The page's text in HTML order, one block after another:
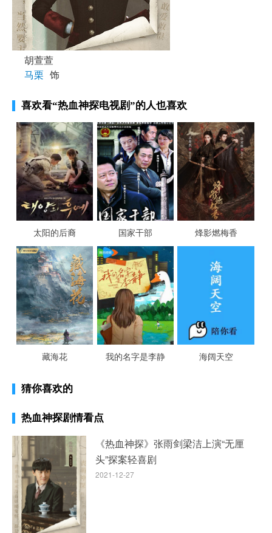
胡萱萱
马栗 饰
喜欢看“热血神探电视剧”的人也喜欢
太阳的后裔 国家干部 烽影燃梅香
藏海花 我的名字是李静 海阔天空
猜你喜欢的
热血神探剧情看点
《热血神探》张雨剑梁洁上演“无厘
头”探案轻喜剧
2021-12-27